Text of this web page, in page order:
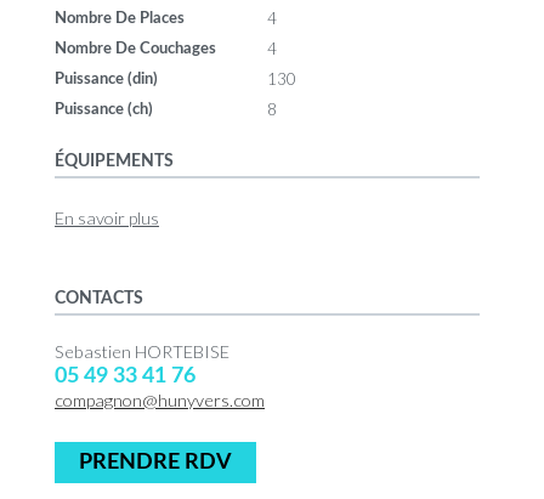
Nombre De Places 4
Nombre De Couchages 4
Puissance (din) 130
Puissance (ch) 8
ÉQUIPEMENTS
En savoir plus
CONTACTS
Sebastien HORTEBISE
05 49 33 41 76
compagnon@hunyvers.com
PRENDRE RDV